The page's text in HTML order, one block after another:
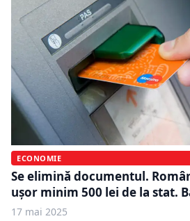
ECONOMIE
Se elimină documentul.
ușor minim 500 lei de la stat.
17 mai 2025